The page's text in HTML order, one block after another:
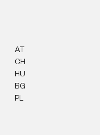
AT
CH
HU
BG
PL